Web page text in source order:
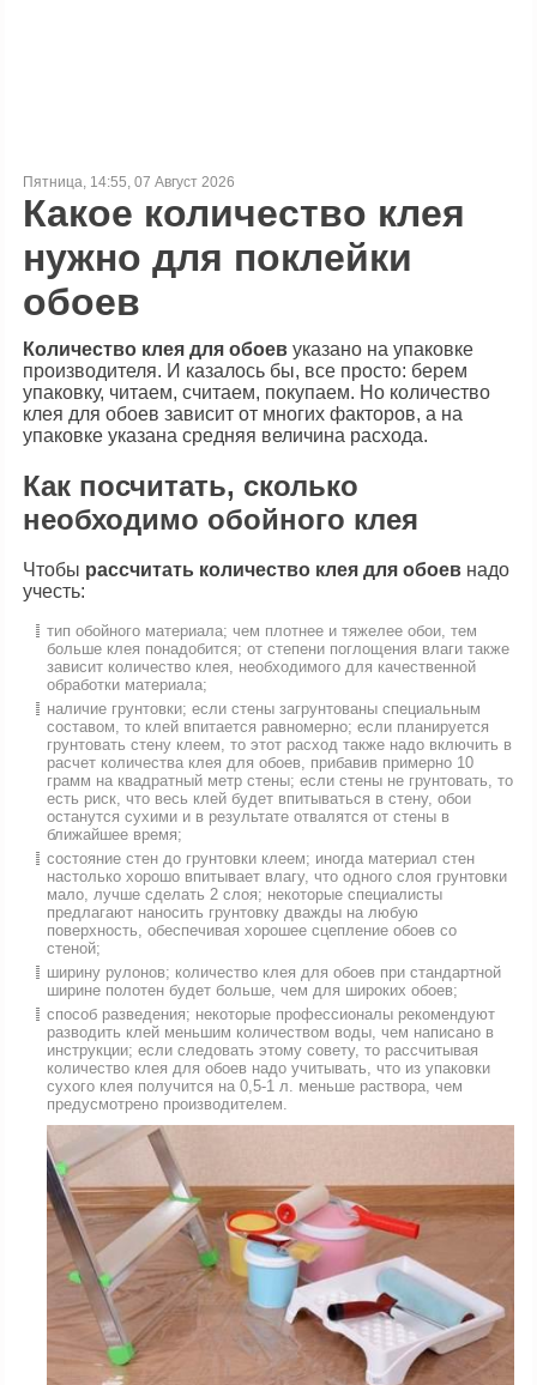
Пятница, 14:55, 07 Август 2026
Какое количество клея
нужно для поклейки
обоев
Количество клея для обоев указано на упаковке
производителя. И казалось бы, все просто: берем
упаковку, читаем, считаем, покупаем. Но количество
клея для обоев зависит от многих факторов, а на
упаковке указана средняя величина расхода.
Как посчитать, сколько
необходимо обойного клея
Чтобы рассчитать количество клея для обоев надо
учесть:
тип обойного материала; чем плотнее и тяжелее обои, тем
больше клея понадобится; от степени поглощения влаги также
зависит количество клея, необходимого для качественной
обработки материала;
наличие грунтовки; если стены загрунтованы специальным
составом, то клей впитается равномерно; если планируется
грунтовать стену клеем, то этот расход также надо включить в
расчет количества клея для обоев, прибавив примерно 10
грамм на квадратный метр стены; если стены не грунтовать, то
есть риск, что весь клей будет впитываться в стену, обои
останутся сухими и в результате отвалятся от стены в
ближайшее время;
состояние стен до грунтовки клеем; иногда материал стен
настолько хорошо впитывает влагу, что одного слоя грунтовки
мало, лучше сделать 2 слоя; некоторые специалисты
предлагают наносить грунтовку дважды на любую
поверхность, обеспечивая хорошее сцепление обоев со
стеной;
ширину рулонов; количество клея для обоев при стандартной
ширине полотен будет больше, чем для широких обоев;
способ разведения; некоторые профессионалы рекомендуют
разводить клей меньшим количеством воды, чем написано в
инструкции; если следовать этому совету, то рассчитывая
количество клея для обоев надо учитывать, что из упаковки
сухого клея получится на 0,5-1 л. меньше раствора, чем
предусмотрено производителем.